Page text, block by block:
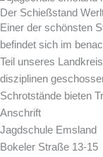
Der Schieß­stand
Einer der schönsten
befindet sich im
Teil unseres
disziplinen
Schrotstände bieten
Anschrift
Jagdschule Emsland
Bokeler Straße 13-15